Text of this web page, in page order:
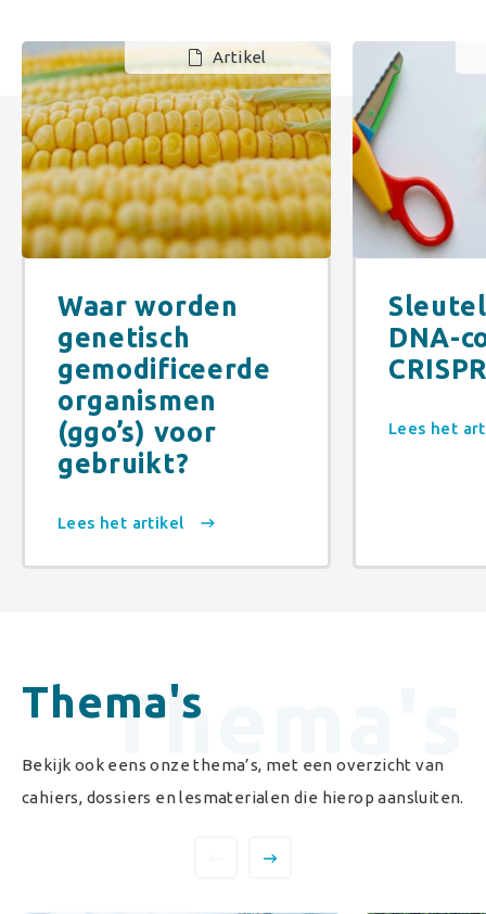
Artikel
Waar worden
genetisch
gemodificeerde
organismen
(ggo’s) voor
gebruikt?
Lees het artikel
DNA-
Lees het
Thema's
Thema's
Bekijk ook eens onze thema’s, met een overzicht van
cahiers, dossiers en lesmaterialen die hierop aansluiten.